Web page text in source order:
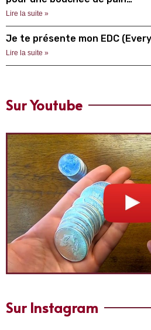
Lire la suite »
Je te présente mon EDC
Lire la suite »
Sur Youtube
Sur Instagram